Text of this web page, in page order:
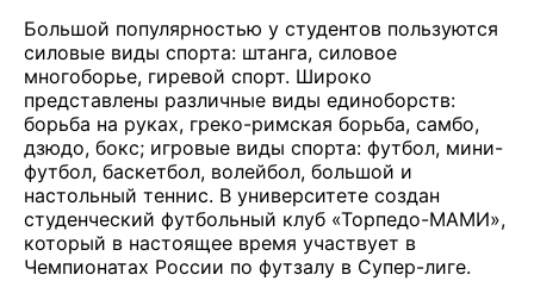
Большой популярностью у студентов пользуются
силовые виды спорта: штанга, силовое
многоборье, гиревой спорт. Широко
представлены различные виды единоборств:
борьба на руках, греко-римская борьба, самбо,
дзюдо, бокс; игровые виды спорта: футбол, мини-
футбол, баскетбол, волейбол, большой и
настольный теннис. В университете создан
студенческий футбольный клуб «Торпедо-МАМИ»,
который в настоящее время участвует в
Чемпионатах России по футзалу в Супер-лиге.